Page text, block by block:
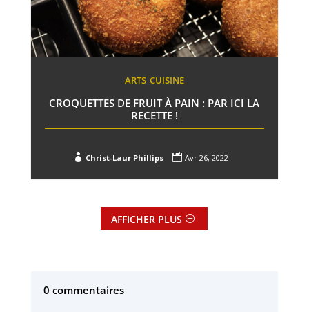
ARTS CUISINE
CROQUETTES DE FRUIT À PAIN : PAR ICI LA
RECETTE !
 Christ-Laur Phillips  Avr 26, 2022
AFFICHER PLUS
0 commentaires